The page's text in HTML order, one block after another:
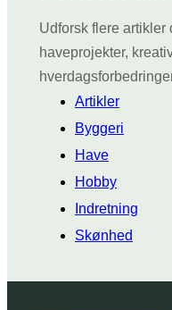
det
valg
Udforsk flere artikler
haveprojekter,
Artikler
Byggeri
Have
Hobby
Indretning
Skønhed